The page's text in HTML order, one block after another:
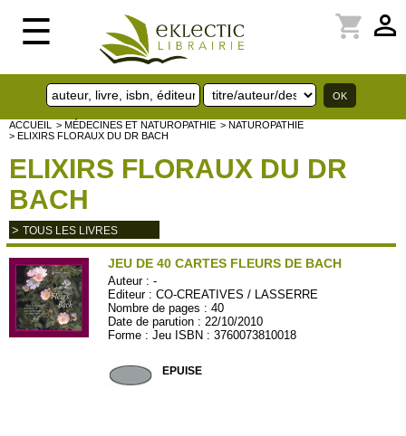
☰ perm_identity
shopping_cart
ACCUEIL > MÉDECINES ET NATUROPATHIE > NATUROPATHIE
> ELIXIRS FLORAUX DU DR BACH
ELIXIRS FLORAUX DU DR
BACH
> TOUS LES LIVRES
JEU DE 40 CARTES FLEURS DE BACH
Auteur :-
Editeur :CO-CREATIVES / LASSERRE
Nombre de pages : 40
Date de parution : 22/10/2010
Forme : Jeu ISBN : 3760073810018
EPUISE